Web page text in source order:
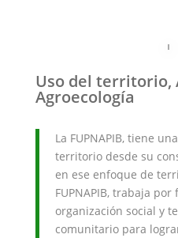
Uso del territorio,
Agroecología
La FUPNAPIB, tiene
territorio desde su
en ese enfoque de
FUPNAPIB, trabaja
organización social y
comunitario para